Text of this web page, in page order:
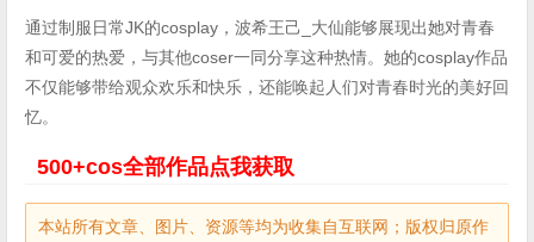
通过制服日常JK的cosplay，波希王己_大仙能够展现出她对青春
和可爱的热爱，与其他coser一同分享这种热情。她的cosplay作品
不仅能够带给观众欢乐和快乐，还能唤起人们对青春时光的美好回
忆。
500+cos全部作品点我获取
本站所有文章、图片、资源等均为收集自互联网；版权归原作